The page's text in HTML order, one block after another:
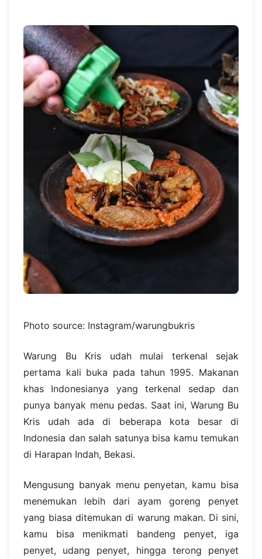
Photo source: Instagram/warungbukris
Warung Bu Kris udah mulai terkenal sejak
pertama kali buka pada tahun 1995. Makanan
khas Indonesianya yang terkenal sedap dan
punya banyak menu pedas. Saat ini, Warung Bu
Kris udah ada di beberapa kota besar di
Indonesia dan salah satunya bisa kamu temukan
di Harapan Indah, Bekasi.
Mengusung banyak menu penyetan, kamu bisa
menemukan lebih dari ayam goreng penyet
yang biasa ditemukan di warung makan. Di sini,
kamu bisa menikmati bandeng penyet, iga
penyet, udang penyet, hingga terong penyet